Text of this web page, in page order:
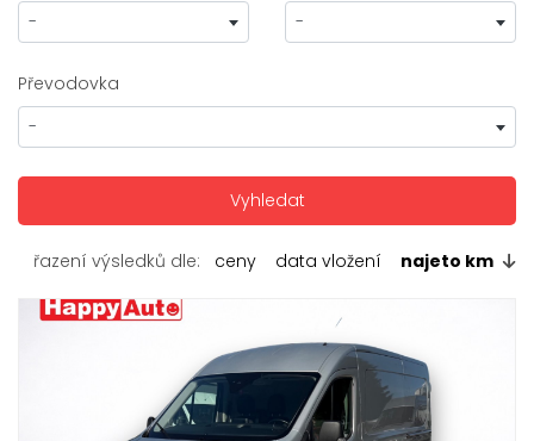
-
-
Převodovka
-
řazení výsledků dle: ceny data vložení najeto km